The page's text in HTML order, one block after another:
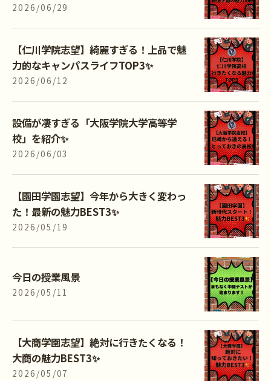
2026/06/29
【仁川学院志望】綺麗すぎる！上品で魅
力的なキャンパスライフTOP3✨
2026/06/12
設備が凄すぎる「大阪学院大学高等学
校」を紹介✨
2026/06/03
【園田学園志望】今年から大きく変わっ
た！最新の魅力BEST3✨
2026/05/19
今日の授業風景
2026/05/11
【大商学園志望】絶対に行きたくなる！
大商の魅力BEST3✨
2026/05/07